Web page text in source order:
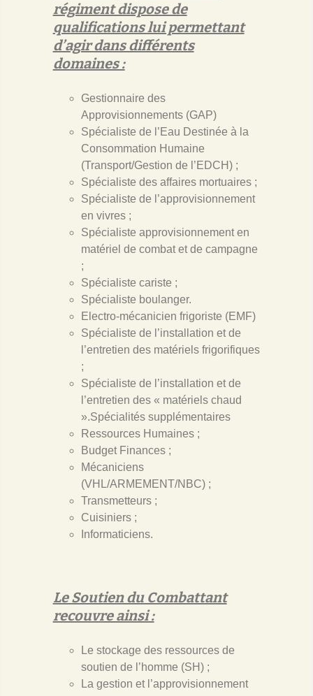
régiment dispose de
qualifications lui permettant
d’agir dans différents
domaines :
Gestionnaire des
Approvisionnements (GAP)
Spécialiste de l’Eau Destinée à la
Consommation Humaine
(Transport/Gestion de l’EDCH) ;
Spécialiste des affaires mortuaires ;
Spécialiste de l’approvisionnement
en vivres ;
Spécialiste approvisionnement en
matériel de combat et de campagne
;
Spécialiste cariste ;
Spécialiste boulanger.
Electro-mécanicien frigoriste (EMF)
Spécialiste de l’installation et de
l’entretien des matériels frigorifiques
;
Spécialiste de l’installation et de
l’entretien des « matériels chaud
».Spécialités supplémentaires
Ressources Humaines ;
Budget Finances ;
Mécaniciens
(VHL/ARMEMENT/NBC) ;
Transmetteurs ;
Cuisiniers ;
Informaticiens.
Le Soutien du Combattant
recouvre ainsi :
Le stockage des ressources de
soutien de l’homme (SH) ;
La gestion et l’approvisionnement